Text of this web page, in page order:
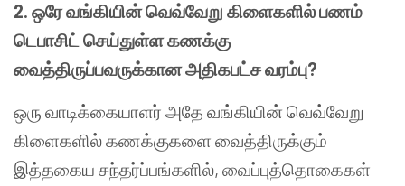
2. ஒரே வங்கியின் வெவ்வேறு கிளைகளில் பணம்
டெபாசிட் செய்துள்ள கணக்கு
வைத்திருப்பவருக்கான அதிகபட்ச வரம்பு?
ஒரு வாடிக்கையாளர் அதே வங்கியின் வெவ்வேறு
கிளைகளில் கணக்குகளை வைத்திருக்கும்
இத்தகைய சந்தர்ப்பங்களில், வைப்புத்தொகைகள்